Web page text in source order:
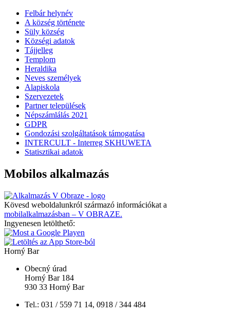
Felbár helynév
A község története
Süly község
Községi adatok
Tájjelleg
Templom
Heraldika
Neves személyek
Alapiskola
Szervezetek
Partner települések
Népszámlálás 2021
GDPR
Gondozási szolgáltatások támogatása
INTERCULT - Interreg SKHUWETA
Statisztikai adatok
Mobilos alkalmazás
Kövesd weboldalunkról származó információkat a
mobilalkalmazásban – V OBRAZE.
Ingyenesen letölthető:
Horný Bar
Obecný úrad
Horný Bar 184
930 33 Horný Bar
Tel.: 031 / 559 71 14, 0918 / 344 484